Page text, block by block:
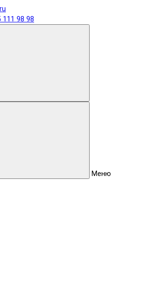
111 98 98
Меню